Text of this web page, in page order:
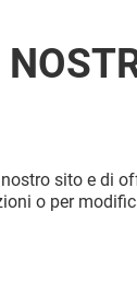
sito e di
o per